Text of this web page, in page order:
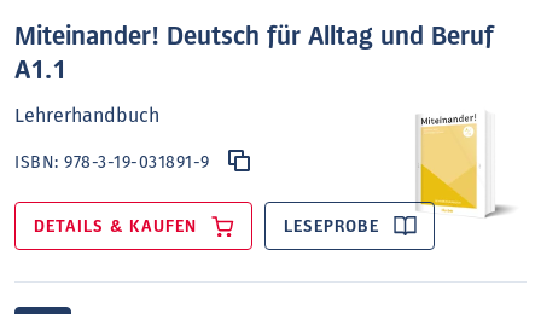
Miteinander! Deutsch für Alltag und Beruf
A1.1
Lehrerhandbuch
ISBN:978-3-19-031891-9
DETAILS & KAUFEN LESEPROBE